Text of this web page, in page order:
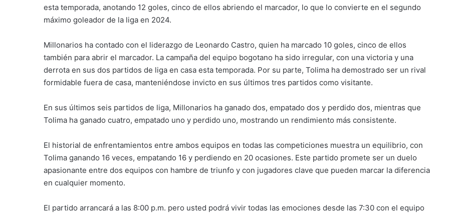
esta temporada, anotando 12 goles, cinco de ellos abriendo el marcador, lo que lo convierte en el segundo
máximo goleador de la liga en 2024.
Millonarios ha contado con el liderazgo de Leonardo Castro, quien ha marcado 10 goles, cinco de ellos
también para abrir el marcador. La campaña del equipo bogotano ha sido irregular, con una victoria y una
derrota en sus dos partidos de liga en casa esta temporada. Por su parte, Tolima ha demostrado ser un rival
formidable fuera de casa, manteniéndose invicto en sus últimos tres partidos como visitante.
En sus últimos seis partidos de liga, Millonarios ha ganado dos, empatado dos y perdido dos, mientras que
Tolima ha ganado cuatro, empatado uno y perdido uno, mostrando un rendimiento más consistente.
El historial de enfrentamientos entre ambos equipos en todas las competiciones muestra un equilibrio, con
Tolima ganando 16 veces, empatando 16 y perdiendo en 20 ocasiones. Este partido promete ser un duelo
apasionante entre dos equipos con hambre de triunfo y con jugadores clave que pueden marcar la diferencia
en cualquier momento.
El partido arrancará a las 8:00 p.m. pero usted podrá vivir todas las emociones desde las 7:30 con el equipo